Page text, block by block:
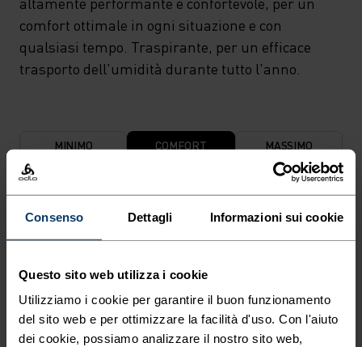
Consenso Dettagli Informazioni sui cookie
Questo sito web utilizza i cookie
Utilizziamo i cookie per garantire il buon funzionamento
del sito web e per ottimizzare la facilità d'uso. Con l'aiuto
dei cookie, possiamo analizzare il nostro sito web,
comfort ottimale in ogni situazione e con
qualsiasi tempo. Traspirante, per un efficace
trasporto dell'umidità durante tutto l'anno.
MINIMO COMFORT MASSIMO
30°
25°
20°
30°
20°